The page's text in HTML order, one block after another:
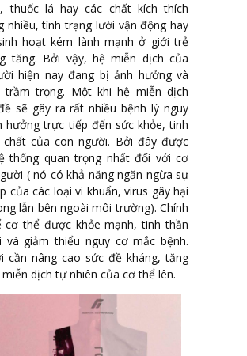
thuốc lá hay các chất kích thích
nhiều, tình trạng lười vận động hay
hoạt kém lành mạnh ở giới trẻ
tăng. Bởi vậy, hệ miễn dịch của
hiện nay đang bị ảnh hưởng và
trầm trọng. Một khi hệ miễn dịch
sẽ gây ra rất nhiều bệnh lý nguy
hưởng trực tiếp đến sức khỏe, tinh
của con người. Bởi đây được
thống quan trọng nhất đối với cơ
( nó có khả năng ngăn ngừa sự
của các loại vi khuẩn, virus gây hại
lẫn bên ngoài môi trường). Chính
cơ thể được khỏe mạnh, tinh thần
và giảm thiểu nguy cơ mắc bệnh.
cần nâng cao sức đề kháng, tăng
dịch tự nhiên của cơ thể lên.